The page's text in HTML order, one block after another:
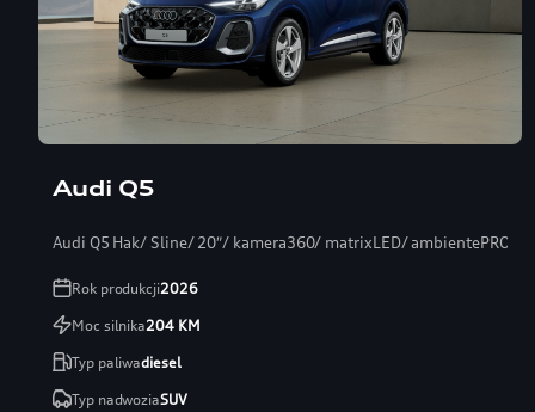
Audi Q5
Audi Q5 Hak/ Sline/ 20″/ kamera360/ matrixLED/ ambientePRO/
Rok produkcji2026
Moc silnika204KM
Typ paliwadiesel
Typ nadwoziaSUV